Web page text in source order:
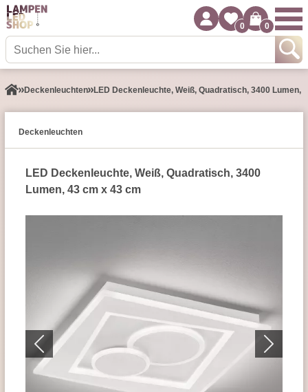
0 0
Decken­leuchten LED Deckenleuchte, Weiß, Quadratisch, 3400 Lumen,
Decken­leuchten
LED Deckenleuchte, Weiß, Quadratisch, 3400
Lumen, 43 cm x 43 cm